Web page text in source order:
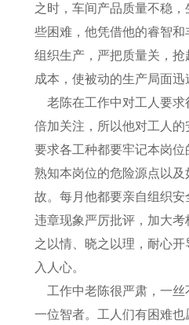
之时，车间产品质量不稳
些困难，他凭借他的睿智
组织生产，严把质量关，
成本，使被动的生产局面迅
老陈在工作中对工人要求
倍加关注，所以他对工人
要求各工种都要牢记本岗位
熟知本岗位的危险源点以
故。每月他都要亲自组织
违章现象严厉批评，加大
之以情、晓之以理，耐心
入人心。
工作中老陈很严肃，一丝
一位智者。工人们有困难